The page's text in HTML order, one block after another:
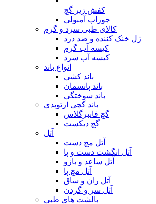
کفش زیر گچ
جوراب آمبولی
کالای طبی سرد و گرم
ژل خنک کننده و ضد درد
کیسه آب گرم
کیسه آب سرد
انواع باند
باند کشی
باند پانسمان
باند سوختگی
باند گچی ارتوپدی
گچ فایبرگلاس
گچ دیکست
آتل
آتل مچ دست
آتل انگشت دست و پا
آتل ساعد و بازو
آتل مچ پا
آتل ران و ساق
آتل سر و گردن
بالشت های طبی